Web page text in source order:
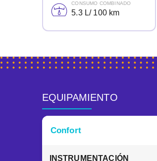
CONSUMO COMBINADO
5.3 L/ 100 km
EQUIPAMIENTO
Confort
INSTRUMENTACIÓN